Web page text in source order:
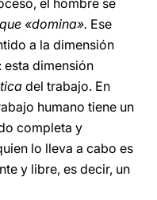
el hombre se
«domina». Ese
a la dimensión
esta dimensión
del trabajo. En
humano tiene un
completa y
lo lleva a cabo es
y libre, es decir, un